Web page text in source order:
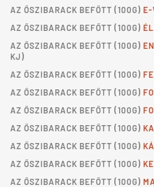
AZ ŐSZIBARACK BEFŐTT (100G) E-
AZ ŐSZIBARACK BEFŐTT (100G)
AZ ŐSZIBARACK BEFŐTT (100G)
KJ)
AZ ŐSZIBARACK BEFŐTT (100G)
AZ ŐSZIBARACK BEFŐTT (100G)
AZ ŐSZIBARACK BEFŐTT (100G)
AZ ŐSZIBARACK BEFŐTT (100G)
AZ ŐSZIBARACK BEFŐTT (100G)
AZ ŐSZIBARACK BEFŐTT (100G)
AZ ŐSZIBARACK BEFŐTT (100G)